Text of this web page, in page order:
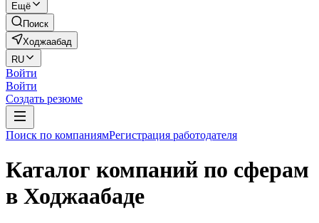
Ещё
Поиск
Ходжаабад
RU
Войти
Войти
Создать резюме
Поиск по компаниямРегистрация работодателя
Каталог компаний по сферам
в Ходжаабаде